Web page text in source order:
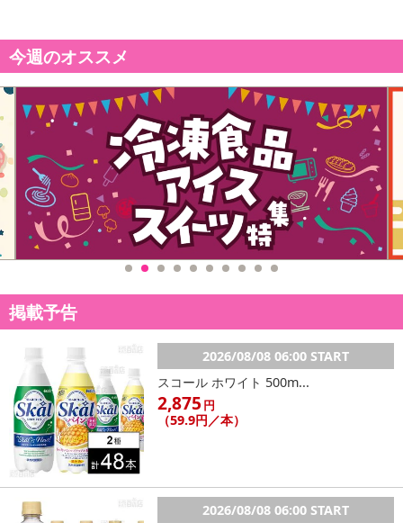
今週のオススメ
掲載予告
2026/08/08 06:00 START
スコール ホワイト 500m...
2,875 円
（59.9円／本）
2026/08/08 06:00 START